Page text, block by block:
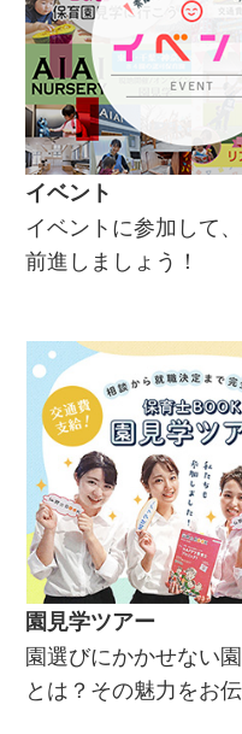
イベント
イベントに参加して
前進しましょう！
園見学ツアー
園選びにかかせない
とは？その魅力をお伝